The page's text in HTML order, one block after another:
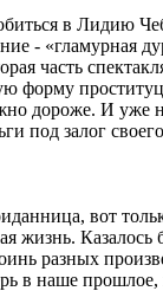
в Лидию
-
часть
форму
дороже. И уже
под залог
вот
жизнь.
разных
наше прошлое,